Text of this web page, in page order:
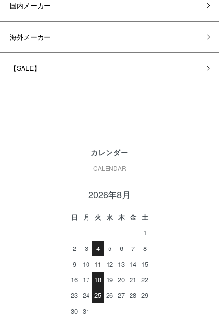
国内メーカー
海外メーカー
【SALE】
カレンダー
CALENDAR
2026年8月
日 月 火 水 木 金
土
1
2
3 4 5 6 7
8
9
10 11 12 13 14 15
16 17 18 19 20 21
22
23 24 25 26 27 28 29
30 31